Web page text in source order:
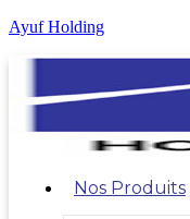
Ayuf Holding
Nos Produits